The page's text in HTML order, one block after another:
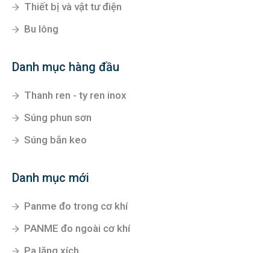
Thiết bị và vật tư điện
Bu lông
Danh mục hàng đầu
Thanh ren - ty ren inox
Súng phun sơn
Súng bắn keo
Danh mục mới
Panme đo trong cơ khí
PANME đo ngoài cơ khí